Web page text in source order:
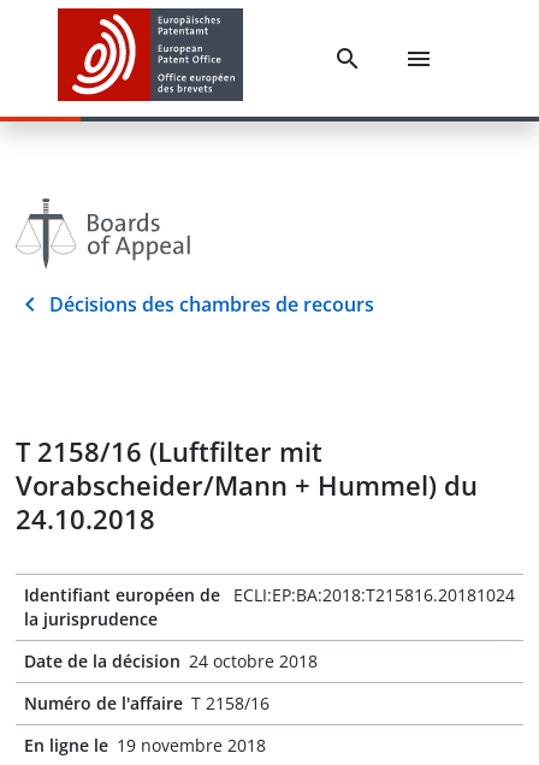
Décisions des chambres de recours
T 2158/16 (Luftfilter mit
Vorabscheider/Mann + Hummel) du
24.10.2018
Identifiant européen de
la jurisprudence
ECLI:EP:BA:2018:T215816.20181024
Date de la décision 24 octobre 2018
Numéro de l'affaire T 2158/16
En ligne le 19 novembre 2018